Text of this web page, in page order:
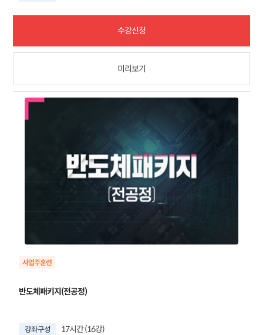
수강신청
미리보기
반도체패키지(전공정)
강좌구성 17시간 (16강)